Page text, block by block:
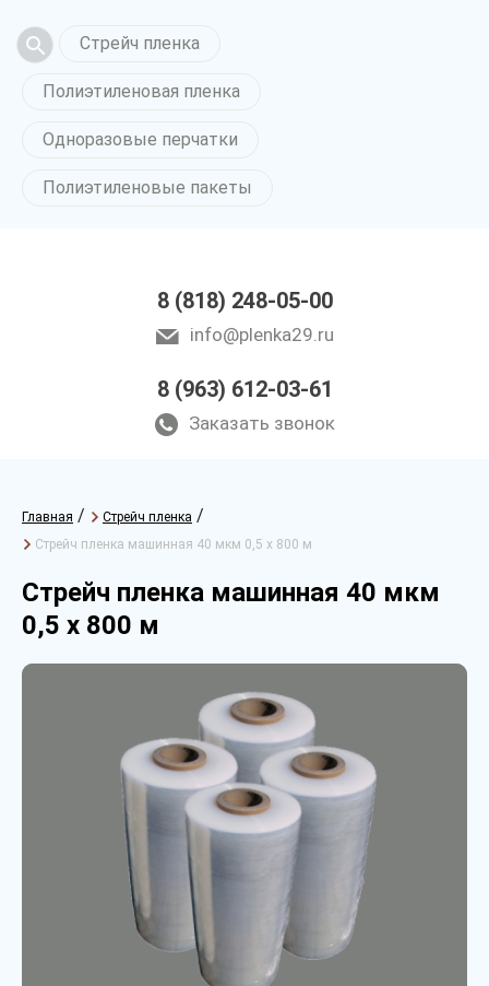
Стрейч пленка
Полиэтиленовая пленка
Одноразовые перчатки
Полиэтиленовые пакеты
8 (818) 248-05-00
info@plenka29.ru
8 (963) 612-03-61
Заказать звонок
Главная / Стрейч пленка /
Стрейч пленка машинная 40 мкм 0,5 х 800 м
Стрейч пленка машинная 40 мкм
0,5 х 800 м